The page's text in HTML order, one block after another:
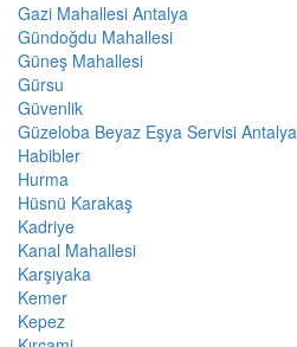
Gazi Mahallesi Antalya
Gündoğdu Mahallesi
Güneş Mahallesi
Gürsu
Güvenlik
Güzeloba Beyaz Eşya Servisi Antalya
Habibler
Hurma
Hüsnü Karakaş
Kadriye
Kanal Mahallesi
Karşıyaka
Kemer
Kepez